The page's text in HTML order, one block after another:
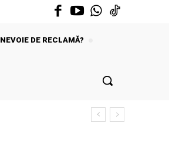
NEVOIE DE RECLAMĂ?